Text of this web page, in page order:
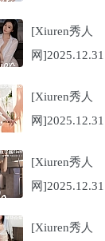
_Thrive[71P/
[Xiuren秀人
网
[Xiuren秀人
网
Yuki[75P/
[Xiuren秀人
网
Fish[79P/
[Xiuren秀人